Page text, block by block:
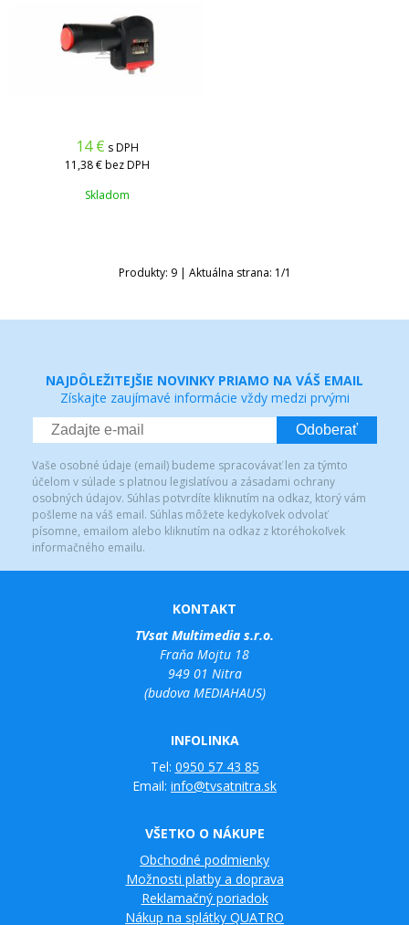
14 € s DPH
11,38 € bez DPH
Skladom
Produkty: 9| Aktuálna strana: 1/1
NAJDÔLEŽITEJŠIE NOVINKY PRIAMO NA VÁŠ EMAIL
Získajte zaujímavé informácie vždy medzi prvými
Odoberať
Vaše osobné údaje (email) budeme spracovávať len za týmto
účelom v súlade s platnou legislatívou a zásadami ochrany
osobných údajov. Súhlas potvrdíte kliknutím na odkaz, ktorý vám
pošleme na váš email. Súhlas môžete kedykoľvek odvolať
písomne, emailom alebo kliknutím na odkaz z ktoréhokoľvek
informačného emailu.
KONTAKT
TVsat Multimedia s.r.o.
Fraňa Mojtu 18
949 01 Nitra
(budova MEDIAHAUS)
INFOLINKA
Tel: 0950 57 43 85
Email: info@tvsatnitra.sk
VŠETKO O NÁKUPE
Obchodné podmienky
Možnosti platby a doprava
Reklamačný poriadok
Nákup na splátky QUATRO